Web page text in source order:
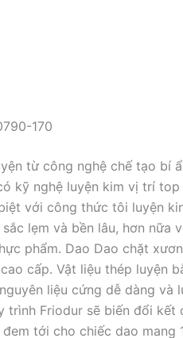
170
từ công nghệ chế tạo bí
kỹ nghệ luyện kim vị trí top
với công thức tôi luyện
lẹm và bền lâu, hơn nữa
phẩm. Dao Dao chặt
cấp. Vật liệu thép luyện
liệu cứng dễ dàng và
trình Friodur sẽ biến đổi kết
tới cho chiếc dao mang